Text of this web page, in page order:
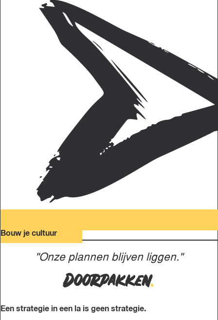
Bouw je cultuur
"Onze plannen blijven liggen."
Doorpakken.
Een strategie in een la is geen strategie.